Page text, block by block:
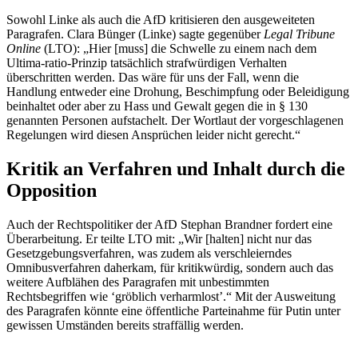
Sowohl Linke als auch die AfD kritisieren den ausgeweiteten
Paragrafen. Clara Bünger (Linke) sagte gegenüberLegal Tribune
Online (LTO): „Hier [muss] die Schwelle zu einem nach dem
Ultima-ratio-Prinzip tatsächlich strafwürdigen Verhalten
überschritten werden. Das wäre für uns der Fall, wenn die
Handlung entweder eine Drohung, Beschimpfung oder Beleidigung
beinhaltet oder aber zu Hass und Gewalt gegen die in § 130
genannten Personen aufstachelt. Der Wortlaut der vorgeschlagenen
Regelungen wird diesen Ansprüchen leider nicht gerecht.“
Kritik an Verfahren und Inhalt durch die
Opposition
Auch der Rechtspolitiker der AfD Stephan Brandner fordert eine
Überarbeitung. Er teilte LTO mit: „Wir [halten] nicht nur das
Gesetzgebungsverfahren, was zudem als verschleierndes
Omnibusverfahren daherkam, für kritikwürdig, sondern auch das
weitere Aufblähen des Paragrafen mit unbestimmten
Rechtsbegriffen wie ‘gröblich verharmlost’.“ Mit der Ausweitung
des Paragrafen könnte eine öffentliche Parteinahme für Putin unter
gewissen Umständen bereits straffällig werden.